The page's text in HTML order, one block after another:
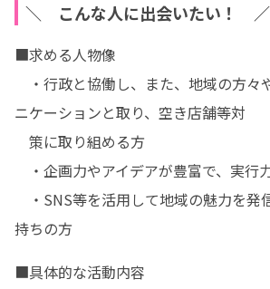
＼ こんな人に出会いたい！ ／
■求める人物像
・行政と協働し、また、地域の方々
ニケーションと取り、空き店舗等対
策に取り組める方
・企画力やアイデアが豊富で、実行
・SNS等を活用して地域の魅力を発
持ちの方
■具体的な活動内容